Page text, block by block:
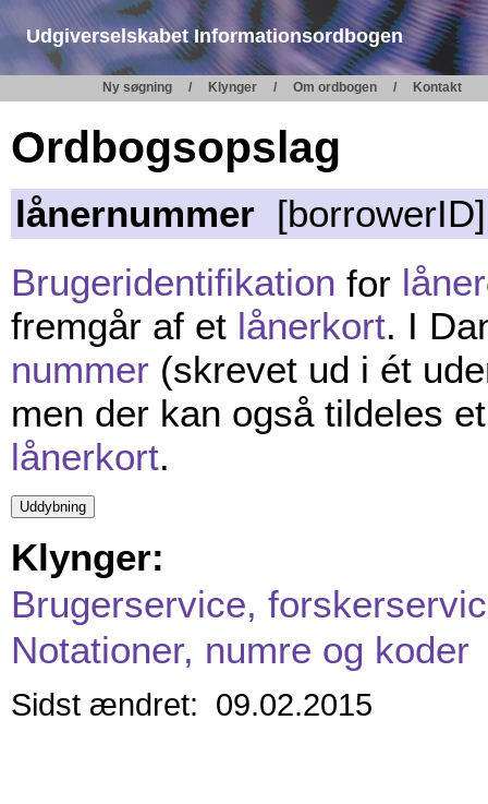
Udgiverselskabet Informationsordbogen
Ny søgning Klynger Om ordbogen Kontakt
Ordbogsopslag
lånernummer [borrowerID]
Brugeridentifikation for låner
fremgår af et lånerkort. I
nummer (skrevet ud i ét
men der kan også tildeles
lånerkort.
Klynger:
Brugerservice,
Notationer, numre og koder
Sidst ændret: 09.02.2015